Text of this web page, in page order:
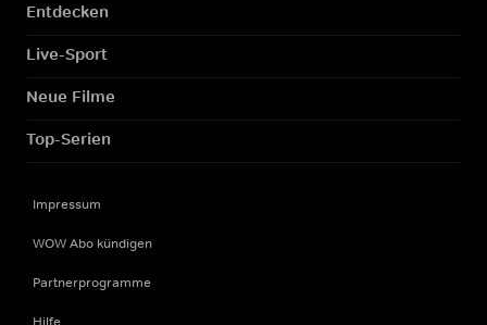
Entdecken
Live-Sport
Neue Filme
Top-Serien
Impressum
WOW Abo kündigen
Partnerprogramme